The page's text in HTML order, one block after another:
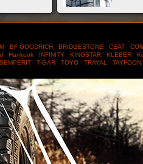
BF GOODRICH BRIDGESTONE CEAT
Hankook INFINITY KINGSTAR KLEBER
SEMPERIT TIGAR TOYO TRAYAL TAYFOON